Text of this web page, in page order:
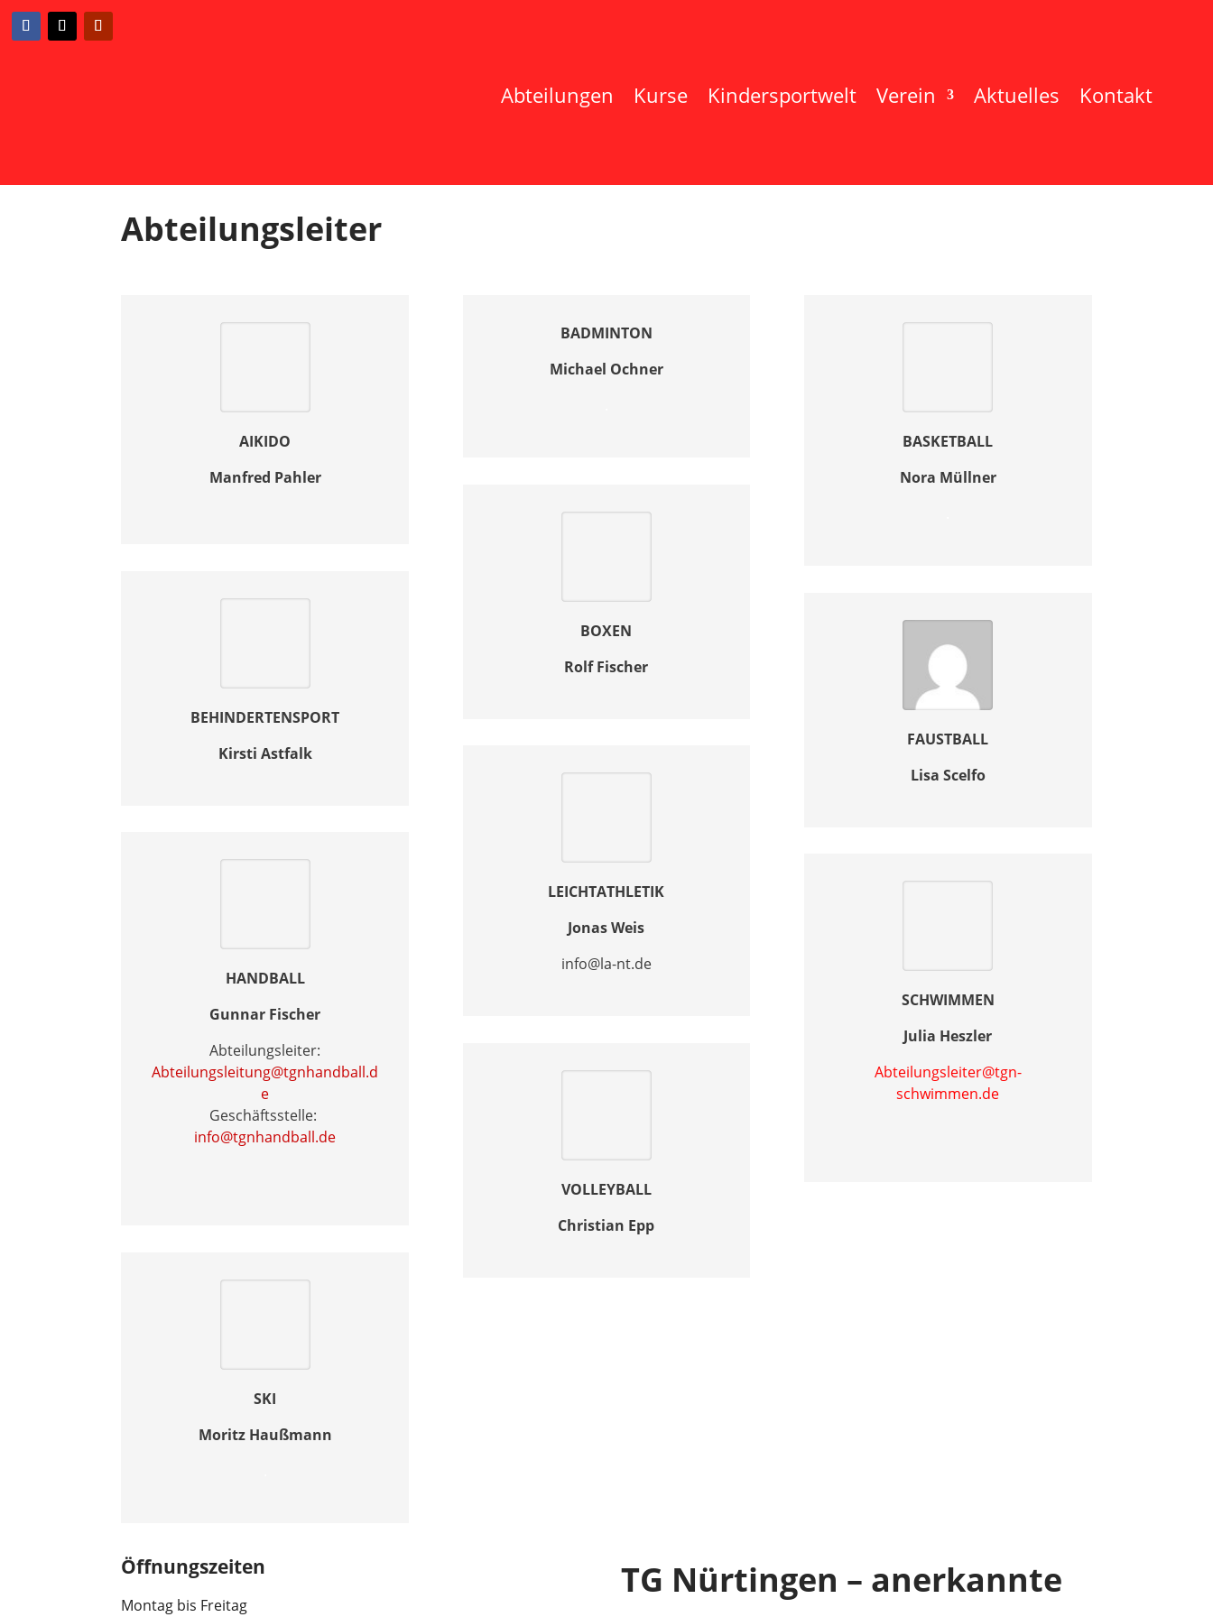
Abteilungen Kurse Kindersportwelt Verein Aktuelles Kontakt
Abteilungsleiter
AIKIDO
Manfred Pahler
BEHINDERTENSPORT
Kirsti Astfalk
HANDBALL
Gunnar Fischer
Abteilungsleiter:
Abteilungsleitung@tgnhandball.d
e
Geschäftsstelle:
info@tgnhandball.de
SKI
Moritz Haußmann
BADMINTON
Michael Ochner
BOXEN
Rolf Fischer
LEICHTATHLETIK
Jonas Weis
info@la-nt.de
VOLLEYBALL
Christian Epp
BASKETBALL
Nora Müllner
FAUSTBALL
Lisa Scelfo
SCHWIMMEN
Julia Heszler
Abteilungsleiter@tgn-
schwimmen.de
Öffnungszeiten
Montag bis Freitag
TG Nürtingen – anerkannte